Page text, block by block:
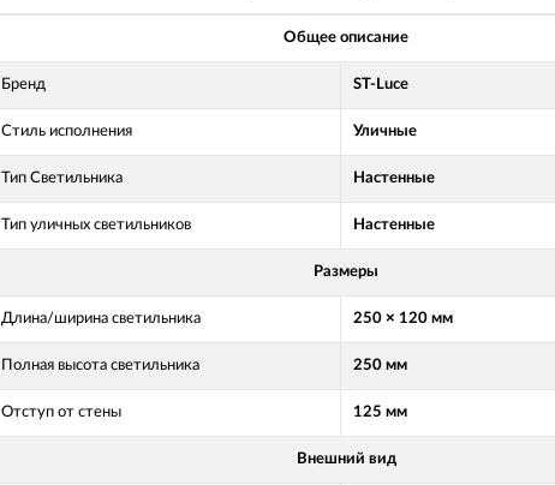
Общее описание
Бренд ST-Luce
Стиль исполнения Уличные
Тип Светильника Настенные
Тип уличных светильников Настенные
Размеры
Длина/ширина светильника 250 × 120 мм
Полная высота светильника 250 мм
Отступ от стены 125 мм
Внешний вид